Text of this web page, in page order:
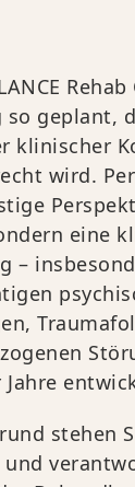
so geplant,
klinischer
wird.
eine
–
stehen